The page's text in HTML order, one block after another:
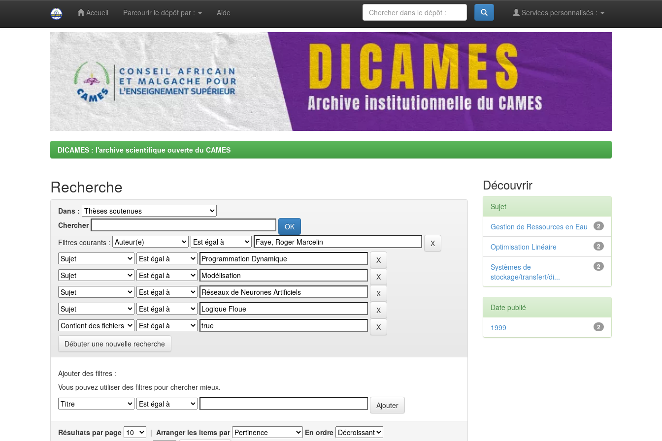
Accueil Parcourir le dépôt par : Aide Services personnalisés :
DICAMES : l'archive scientifique ouverte du CAMES
Recherche
Dans :
Chercher
Filtres courants :
Débuter une nouvelle recherche
Ajouter des filtres :
Vous pouvez utiliser des filtres pour chercher mieux.
Résultats par page | Arranger les items par
En ordre
Découvrir
Sujet
2
Gestion de Ressources en Eau
2
Optimisation Linéaire
2
Systèmes de
stockage/transfert/di...
Date publié
2
1999